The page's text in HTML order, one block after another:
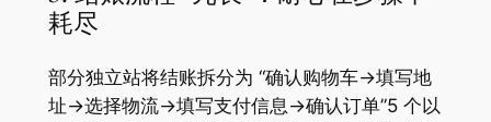
耗尽
部分独立站将结账拆分为 “确认购物车→填写地
址→选择物流→填写支付信息→确认订单”5 个以